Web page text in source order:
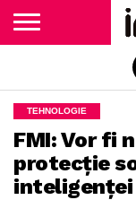
TEHNOLOGIE
FMI: Vor fi
protecţie